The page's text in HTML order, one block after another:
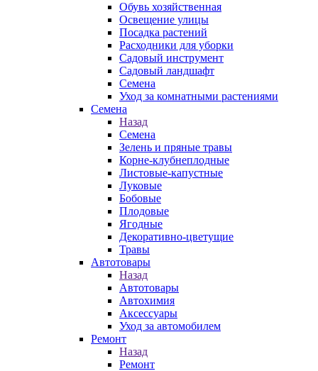
Обувь хозяйственная
Освещение улицы
Посадка растений
Расходники для уборки
Садовый инструмент
Садовый ландшафт
Семена
Уход за комнатными растениями
Семена
Назад
Семена
Зелень и пряные травы
Корне-клубнеплодные
Листовые-капустные
Луковые
Бобовые
Плодовые
Ягодные
Декоративно-цветущие
Травы
Автотовары
Назад
Автотовары
Автохимия
Аксессуары
Уход за автомобилем
Ремонт
Назад
Ремонт